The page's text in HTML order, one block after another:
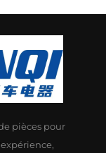
pièces pour